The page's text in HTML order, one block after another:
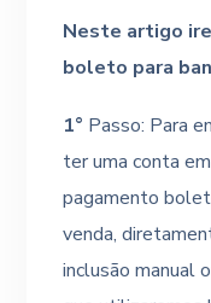
Neste artigo
boleto para
1° Passo: Para
ter uma conta
pagamento
venda,
inclusão manual